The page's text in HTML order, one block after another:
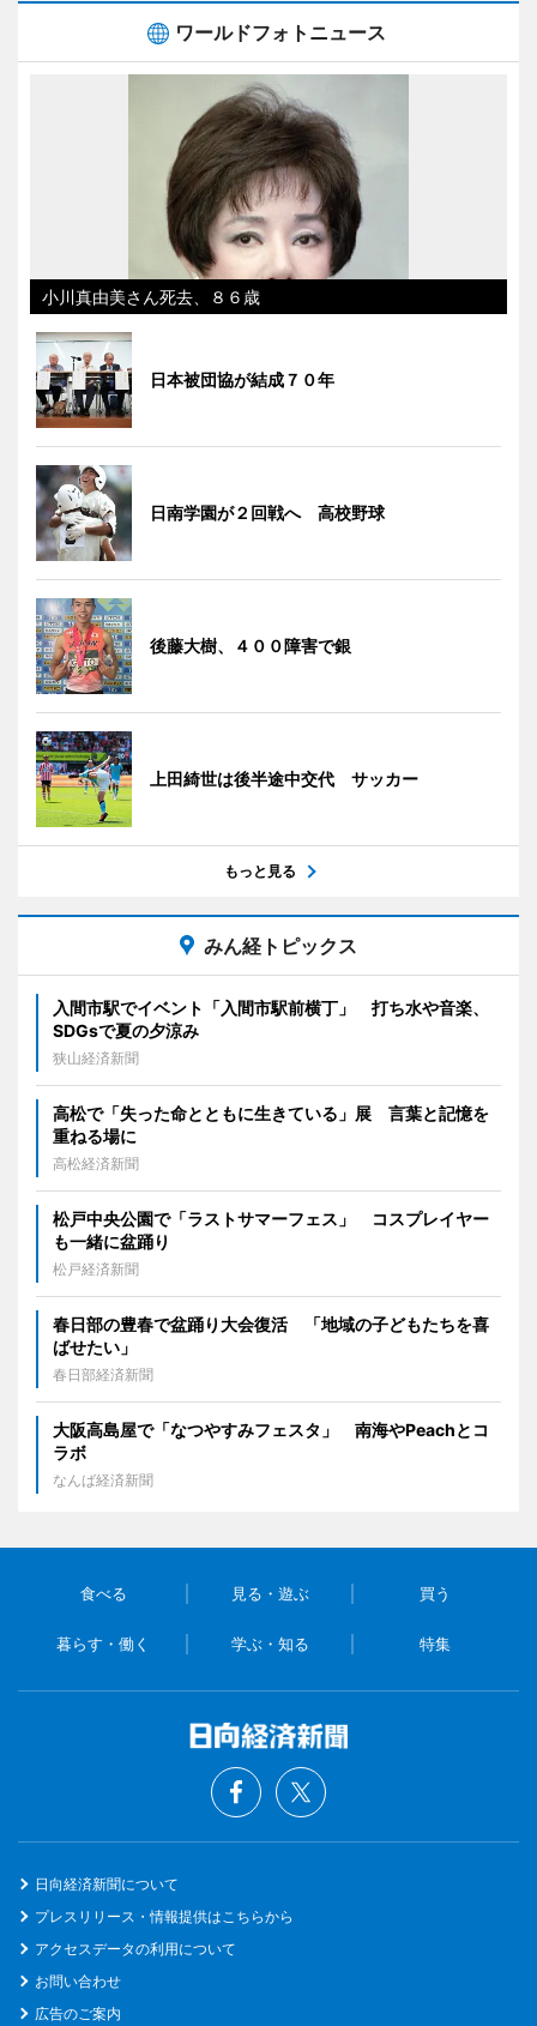
ワールドフォトニュース
小川真由美さん死去、８６歳
日本被団協が結成７０年
日南学園が２回戦へ 高校野球
後藤大樹、４００障害で銀
上田綺世は後半途中交代 サッカー
もっと見る
みん経トピックス
入間市駅でイベント「入間市駅前横丁」 打ち水や音楽、
SDGsで夏の夕涼み
狭山経済新聞
高松で「失った命とともに生きている」展 言葉と記憶を
重ねる場に
高松経済新聞
松戸中央公園で「ラストサマーフェス」 コスプレイヤー
も一緒に盆踊り
松戸経済新聞
春日部の豊春で盆踊り大会復活 「地域の子どもたちを喜
ばせたい」
春日部経済新聞
大阪高島屋で「なつやすみフェスタ」 南海やPeachとコ
ラボ
なんば経済新聞
食べる 見る・遊ぶ 買う
暮らす・働く 学ぶ・知る 特集
日向経済新聞について
プレスリリース・情報提供はこちらから
アクセスデータの利用について
お問い合わせ
広告のご案内